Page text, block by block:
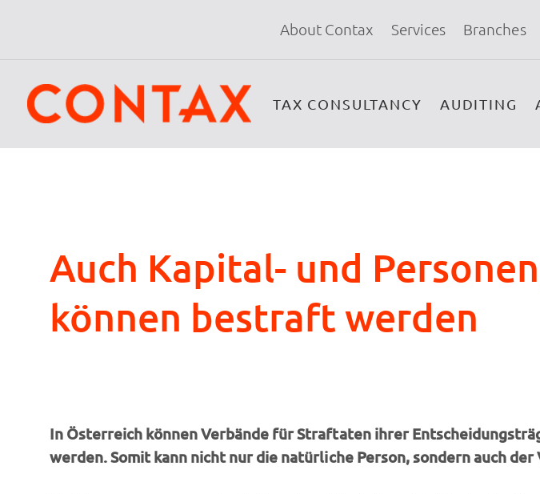
About Contax Services Branches
TAX CONSULTANCY AUDITING
Auch Kapital- und
können bestraft werden
In Österreich können Verbände für Straftaten ihrer
werden. Somit kann nicht nur die natürliche Person, sondern auch